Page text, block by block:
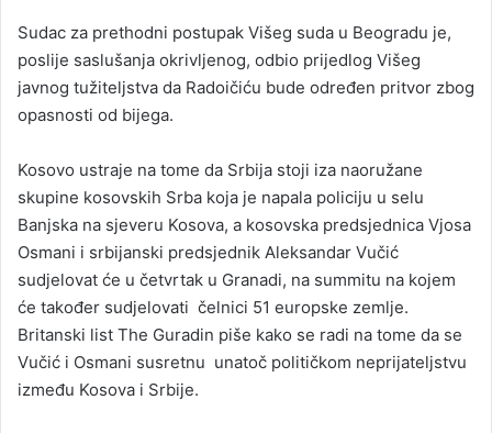
Sudac za prethodni postupak Višeg suda u Beogradu je,
poslije saslušanja okrivljenog, odbio prijedlog Višeg
javnog tužiteljstva da Radoičiću bude određen pritvor zbog
opasnosti od bijega.
Kosovo ustraje na tome da Srbija stoji iza naoružane
skupine kosovskih Srba koja je napala policiju u selu
Banjska na sjeveru Kosova, a kosovska predsjednica Vjosa
Osmani i srbijanski predsjednik Aleksandar Vučić
sudjelovat će u četvrtak u Granadi, na summitu na kojem
će također sudjelovati čelnici 51 europske zemlje.
Britanski list The Guradin piše kako se radi na tome da se
Vučić i Osmani susretnu unatoč političkom neprijateljstvu
između Kosova i Srbije.